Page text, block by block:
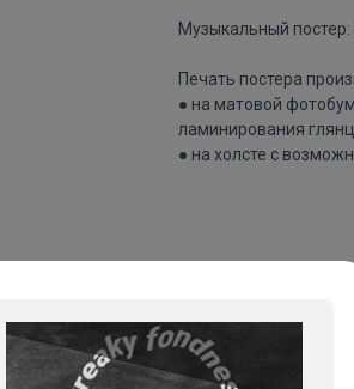
Музыкальный постер:
Печать постера
● на матовой
ламинирования
● на холсте с